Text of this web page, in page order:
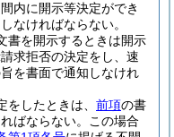
内に開示等決定ができ
なければならない。
書を開示するときは開示
求拒否の決定をし、速
を書面で通知しなけれ
したときは、 前項の書
ばならない。
この場合